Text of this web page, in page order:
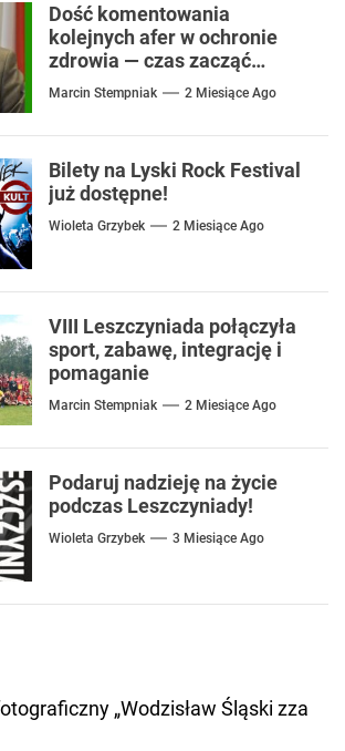
Dość komentowania
kolejnych afer w ochronie
zdrowia — czas zacząć
mówić o rozwiązaniach
Marcin Stempniak 2 Miesiące Ago
Bilety na Lyski Rock Festival
już dostępne!
Wioleta Grzybek 2 Miesiące Ago
VIII Leszczyniada połączyła
sport, zabawę, integrację i
pomaganie
Marcin Stempniak 2 Miesiące Ago
Podaruj nadzieję na życie
podczas Leszczyniady!
Wioleta Grzybek 3 Miesiące Ago
„Wodzisław Śląski zza